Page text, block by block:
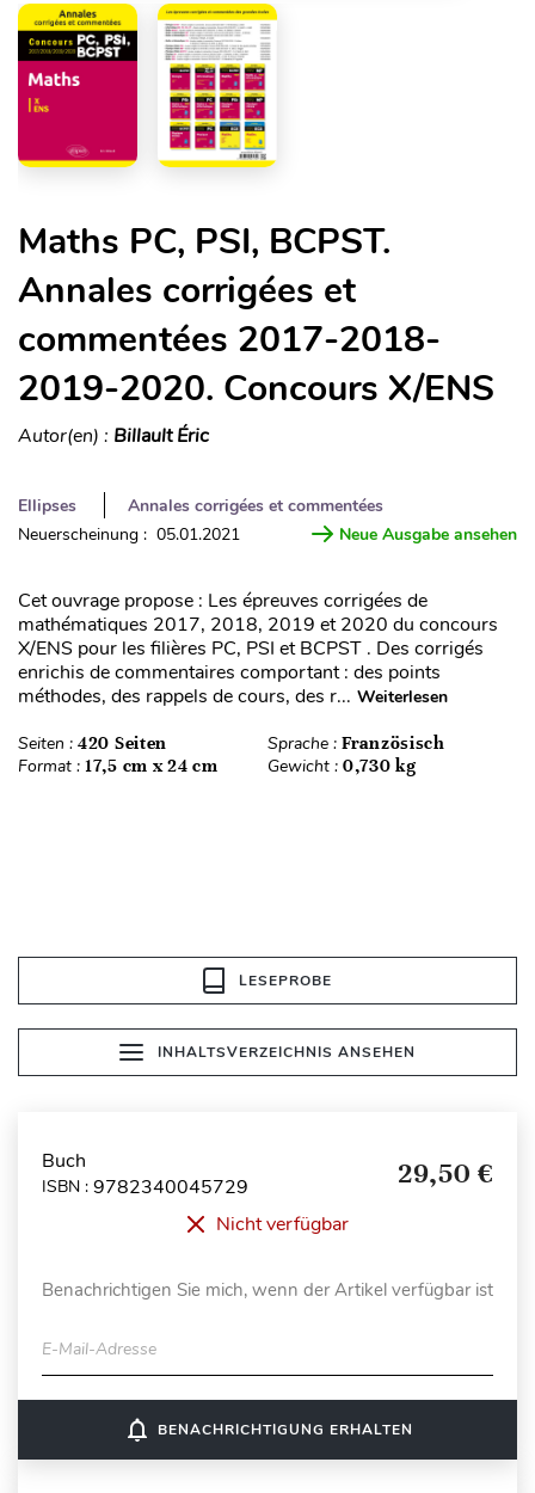
Maths PC, PSI, BCPST.
Annales corrigées et
commentées 2017-2018-
2019-2020. Concours X/ENS
Autor(en) : Billault Éric
Ellipses
Annales corrigées et commentées
Neuerscheinung : 05.01.2021
Neue Ausgabe ansehen
Cet ouvrage propose : Les épreuves corrigées de
mathématiques 2017, 2018, 2019 et 2020 du concours
X/ENS pour les filières PC, PSI et BCPST . Des corrigés
enrichis de commentaires comportant : des points
méthodes, des rappels de cours, des r... Weiterlesen
Seiten : 420 Seiten Sprache : Französisch
Format : 17,5 cm x 24 cm Gewicht : 0,730 kg
LESEPROBE
INHALTSVERZEICHNIS ANSEHEN
Buch
ISBN : 9782340045729 29,50 €
Nicht verfügbar
Benachrichtigen Sie mich, wenn der Artikel verfügbar ist
E-Mail-Adresse
notifications_none BENACHRICHTIGUNG ERHALTEN